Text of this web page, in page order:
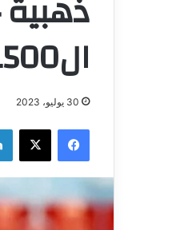
ال1500 متر
30 يوليو، 2023
فيسبوك ‫X